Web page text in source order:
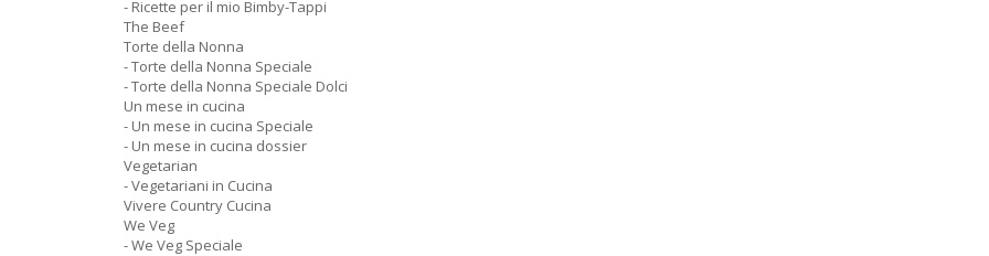
- Ricette per il mio Bimby-Tappi
The Beef
Torte della Nonna
- Torte della Nonna Speciale
- Torte della Nonna Speciale Dolci
Un mese in cucina
- Un mese in cucina Speciale
- Un mese in cucina dossier
Vegetarian
- Vegetariani in Cucina
Vivere Country Cucina
We Veg
- We Veg Speciale